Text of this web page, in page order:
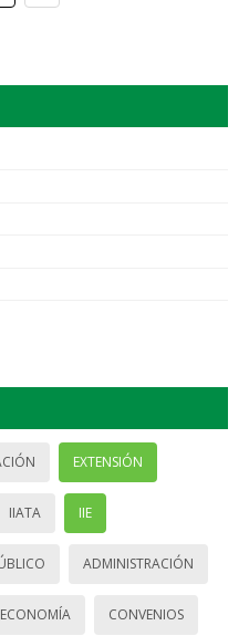
EXTENSIÓN
IIATA IIE
ADMINISTRACIÓN
ECONOMÍA CONVENIOS